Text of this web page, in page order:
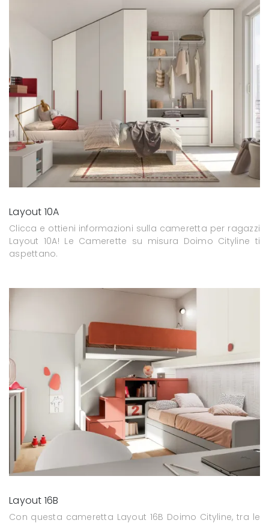
Layout 10A
Clicca e ottieni informazioni sulla cameretta per ragazzi
Layout 10A! Le Camerette su misura Doimo Cityline ti
aspettano.
Layout 16B
Con questa cameretta Layout 16B Doimo Cityline, tra le